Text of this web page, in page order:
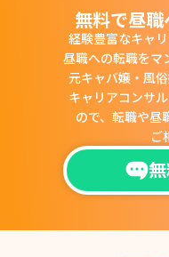
無料で昼
経験豊富なキャ
昼職への転職をマ
元キャバ嬢・風
キャリアコンサ
ので、 転職や昼
ご